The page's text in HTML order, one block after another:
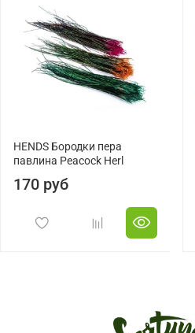
HENDS Бородки пера
павлина Peacock Herl
170 руб